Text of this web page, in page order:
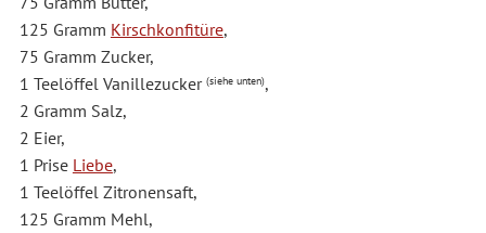
125 Gramm Kirschkonfitüre,
75 Gramm Zucker,
1 Teelöffel Vanillezucker (siehe unten),
2 Gramm Salz,
2 Eier,
1 Prise Liebe,
1 Teelöffel Zitronensaft,
125 Gramm Mehl,